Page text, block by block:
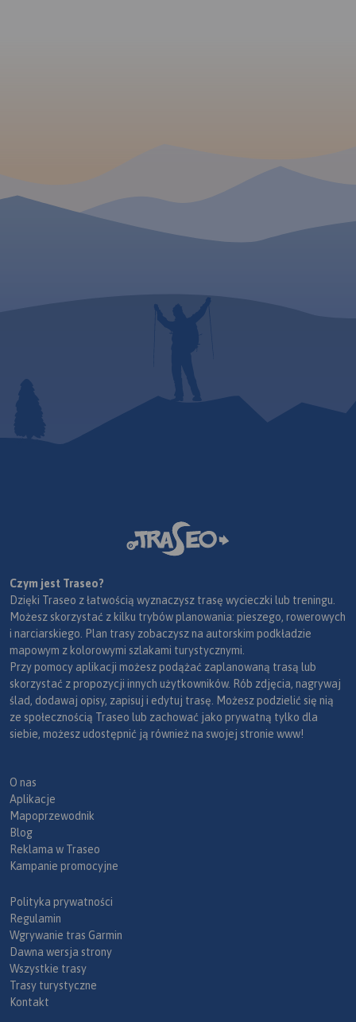
Czym jest Traseo?
Dzięki Traseo z łatwością wyznaczysz trasę wycieczki lub treningu.
Możesz skorzystać z kilku trybów planowania: pieszego, rowerowych
i narciarskiego. Plan trasy zobaczysz na autorskim podkładzie
mapowym z kolorowymi szlakami turystycznymi.
Przy pomocy aplikacji możesz podążać zaplanowaną trasą lub
skorzystać z propozycji innych użytkowników. Rób zdjęcia, nagrywaj
ślad, dodawaj opisy, zapisuj i edytuj trasę. Możesz podzielić się nią
ze społecznością Traseo lub zachować jako prywatną tylko dla
siebie, możesz udostępnić ją również na swojej stronie www!
O nas
Aplikacje
Mapoprzewodnik
Blog
Reklama w Traseo
Kampanie promocyjne
Polityka prywatności
Regulamin
Wgrywanie tras Garmin
Dawna wersja strony
Wszystkie trasy
Trasy turystyczne
Kontakt